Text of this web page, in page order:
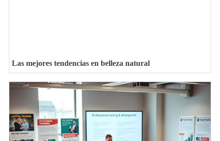
Las mejores tendencias en belleza natural